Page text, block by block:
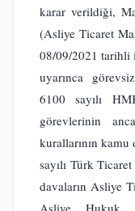
karar verildiği,
(Asliye Ticaret
08/09/2021 tarihli
uyarınca
6100 sayılı
görevlerinin
kurallarının
sayılı Türk
davaların Asliye
Asliye Hukuk